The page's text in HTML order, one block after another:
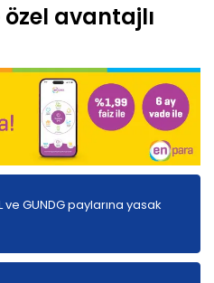
avantajlı
ve GUNDG paylarına yasak